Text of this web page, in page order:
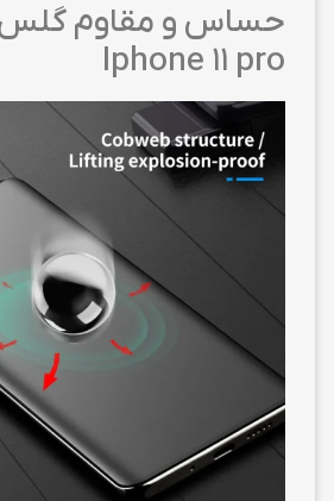
حساس و مقاوم
Iphone 11 pro